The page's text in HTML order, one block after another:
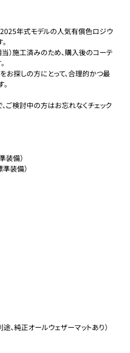
年式モデルの人気有償色ロジウ
当）施工済みのため、購入後のコーテ
お探しの方にとって、合理的かつ最
、ご検討中の方はお忘れなくチェック
装備）
準装備）
途、純正オールウェザーマットあり）